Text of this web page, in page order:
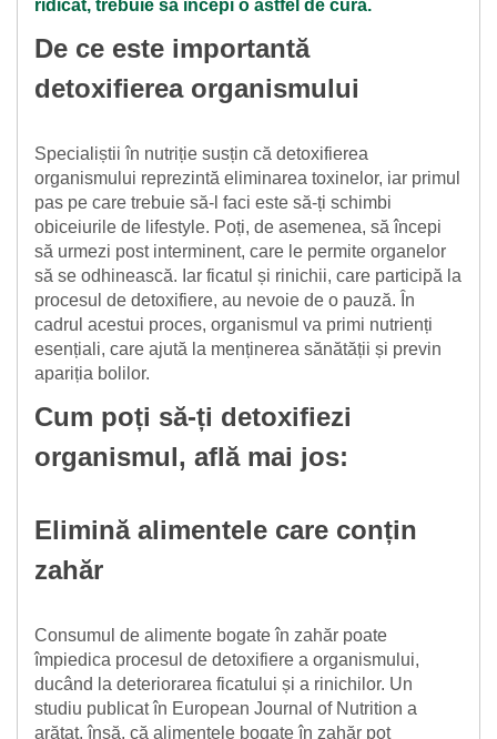
ridicat, trebuie să începi o astfel de cură.
De ce este importantă
detoxifierea organismului
Specialiștii în nutriție susțin că detoxifierea
organismului reprezintă eliminarea toxinelor, iar primul
pas pe care trebuie să-l faci este să-ți schimbi
obiceiurile de lifestyle. Poți, de asemenea, să începi
să urmezi post interminent, care le permite organelor
să se odhinească. Iar ficatul și rinichii, care participă la
procesul de detoxifiere, au nevoie de o pauză. În
cadrul acestui proces, organismul va primi nutrienți
esențiali, care ajută la menținerea sănătății și previn
apariția bolilor.
Cum poți să-ți detoxifiezi
organismul, află mai jos:
Elimină alimentele care conțin
zahăr
Consumul de alimente bogate în zahăr poate
împiedica procesul de detoxifiere a organismului,
ducând la deteriorarea ficatului și a rinichilor. Un
studiu publicat în European Journal of Nutrition a
arătat, însă, că alimentele bogate în zahăr pot